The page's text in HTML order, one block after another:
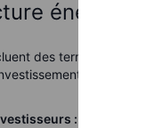
des terminaux
dans le
: